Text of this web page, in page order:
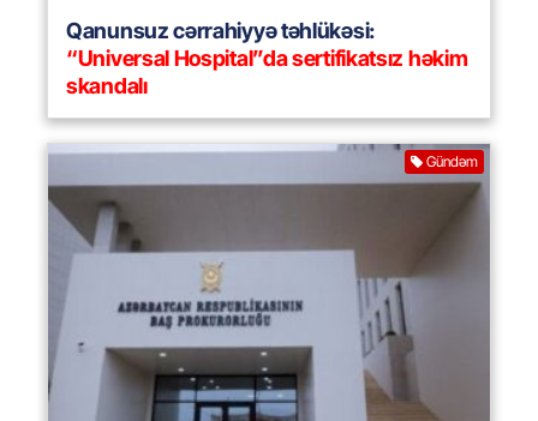
Qanunsuz cərrahiyyə təhlükəsi:
“Universal Hospital”da sertifikatsız həkim
skandalı
Gündəm